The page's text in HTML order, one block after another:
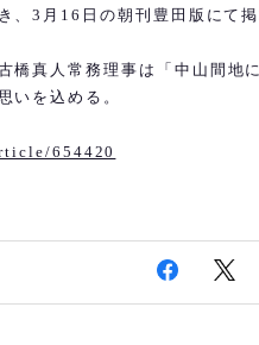
、3月16日の朝刊豊田版にて
橋真人常務理事は「中山間地
いを込める。
654420